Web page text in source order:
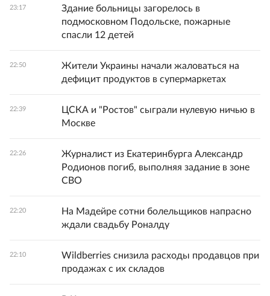
23:17
Здание больницы загорелось в
подмосковном Подольске, пожарные
спасли 12 детей
22:50
Жители Украины начали жаловаться на
дефицит продуктов в супермаркетах
22:39
ЦСКА и "Ростов" сыграли нулевую ничью в
Москве
22:26
Журналист из Екатеринбурга Александр
Родионов погиб, выполняя задание в зоне
СВО
22:20
На Мадейре сотни болельщиков напрасно
ждали свадьбу Роналду
22:10
Wildberries снизила расходы продавцов при
продажах с их складов